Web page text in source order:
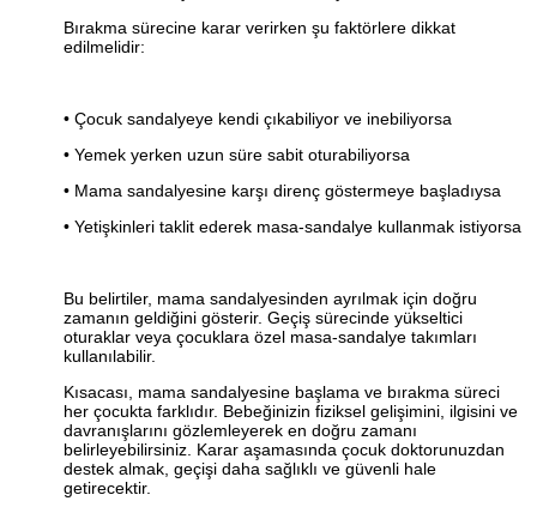
Bırakma sürecine karar verirken şu faktörlere dikkat
edilmelidir:
• Çocuk sandalyeye kendi çıkabiliyor ve inebiliyorsa
• Yemek yerken uzun süre sabit oturabiliyorsa
• Mama sandalyesine karşı direnç göstermeye başladıysa
• Yetişkinleri taklit ederek masa-sandalye kullanmak istiyorsa
Bu belirtiler, mama sandalyesinden ayrılmak için doğru
zamanın geldiğini gösterir. Geçiş sürecinde yükseltici
oturaklar veya çocuklara özel masa-sandalye takımları
kullanılabilir.
Kısacası, mama sandalyesine başlama ve bırakma süreci
her çocukta farklıdır. Bebeğinizin fiziksel gelişimini, ilgisini ve
davranışlarını gözlemleyerek en doğru zamanı
belirleyebilirsiniz. Karar aşamasında çocuk doktorunuzdan
destek almak, geçişi daha sağlıklı ve güvenli hale
getirecektir.